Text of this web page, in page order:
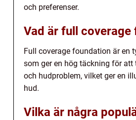
och preferenser.
Vad är full coverage
Full coverage foundation är en
som ger en hög täckning för att
och hudproblem, vilket ger en
hud.
Vilka är några